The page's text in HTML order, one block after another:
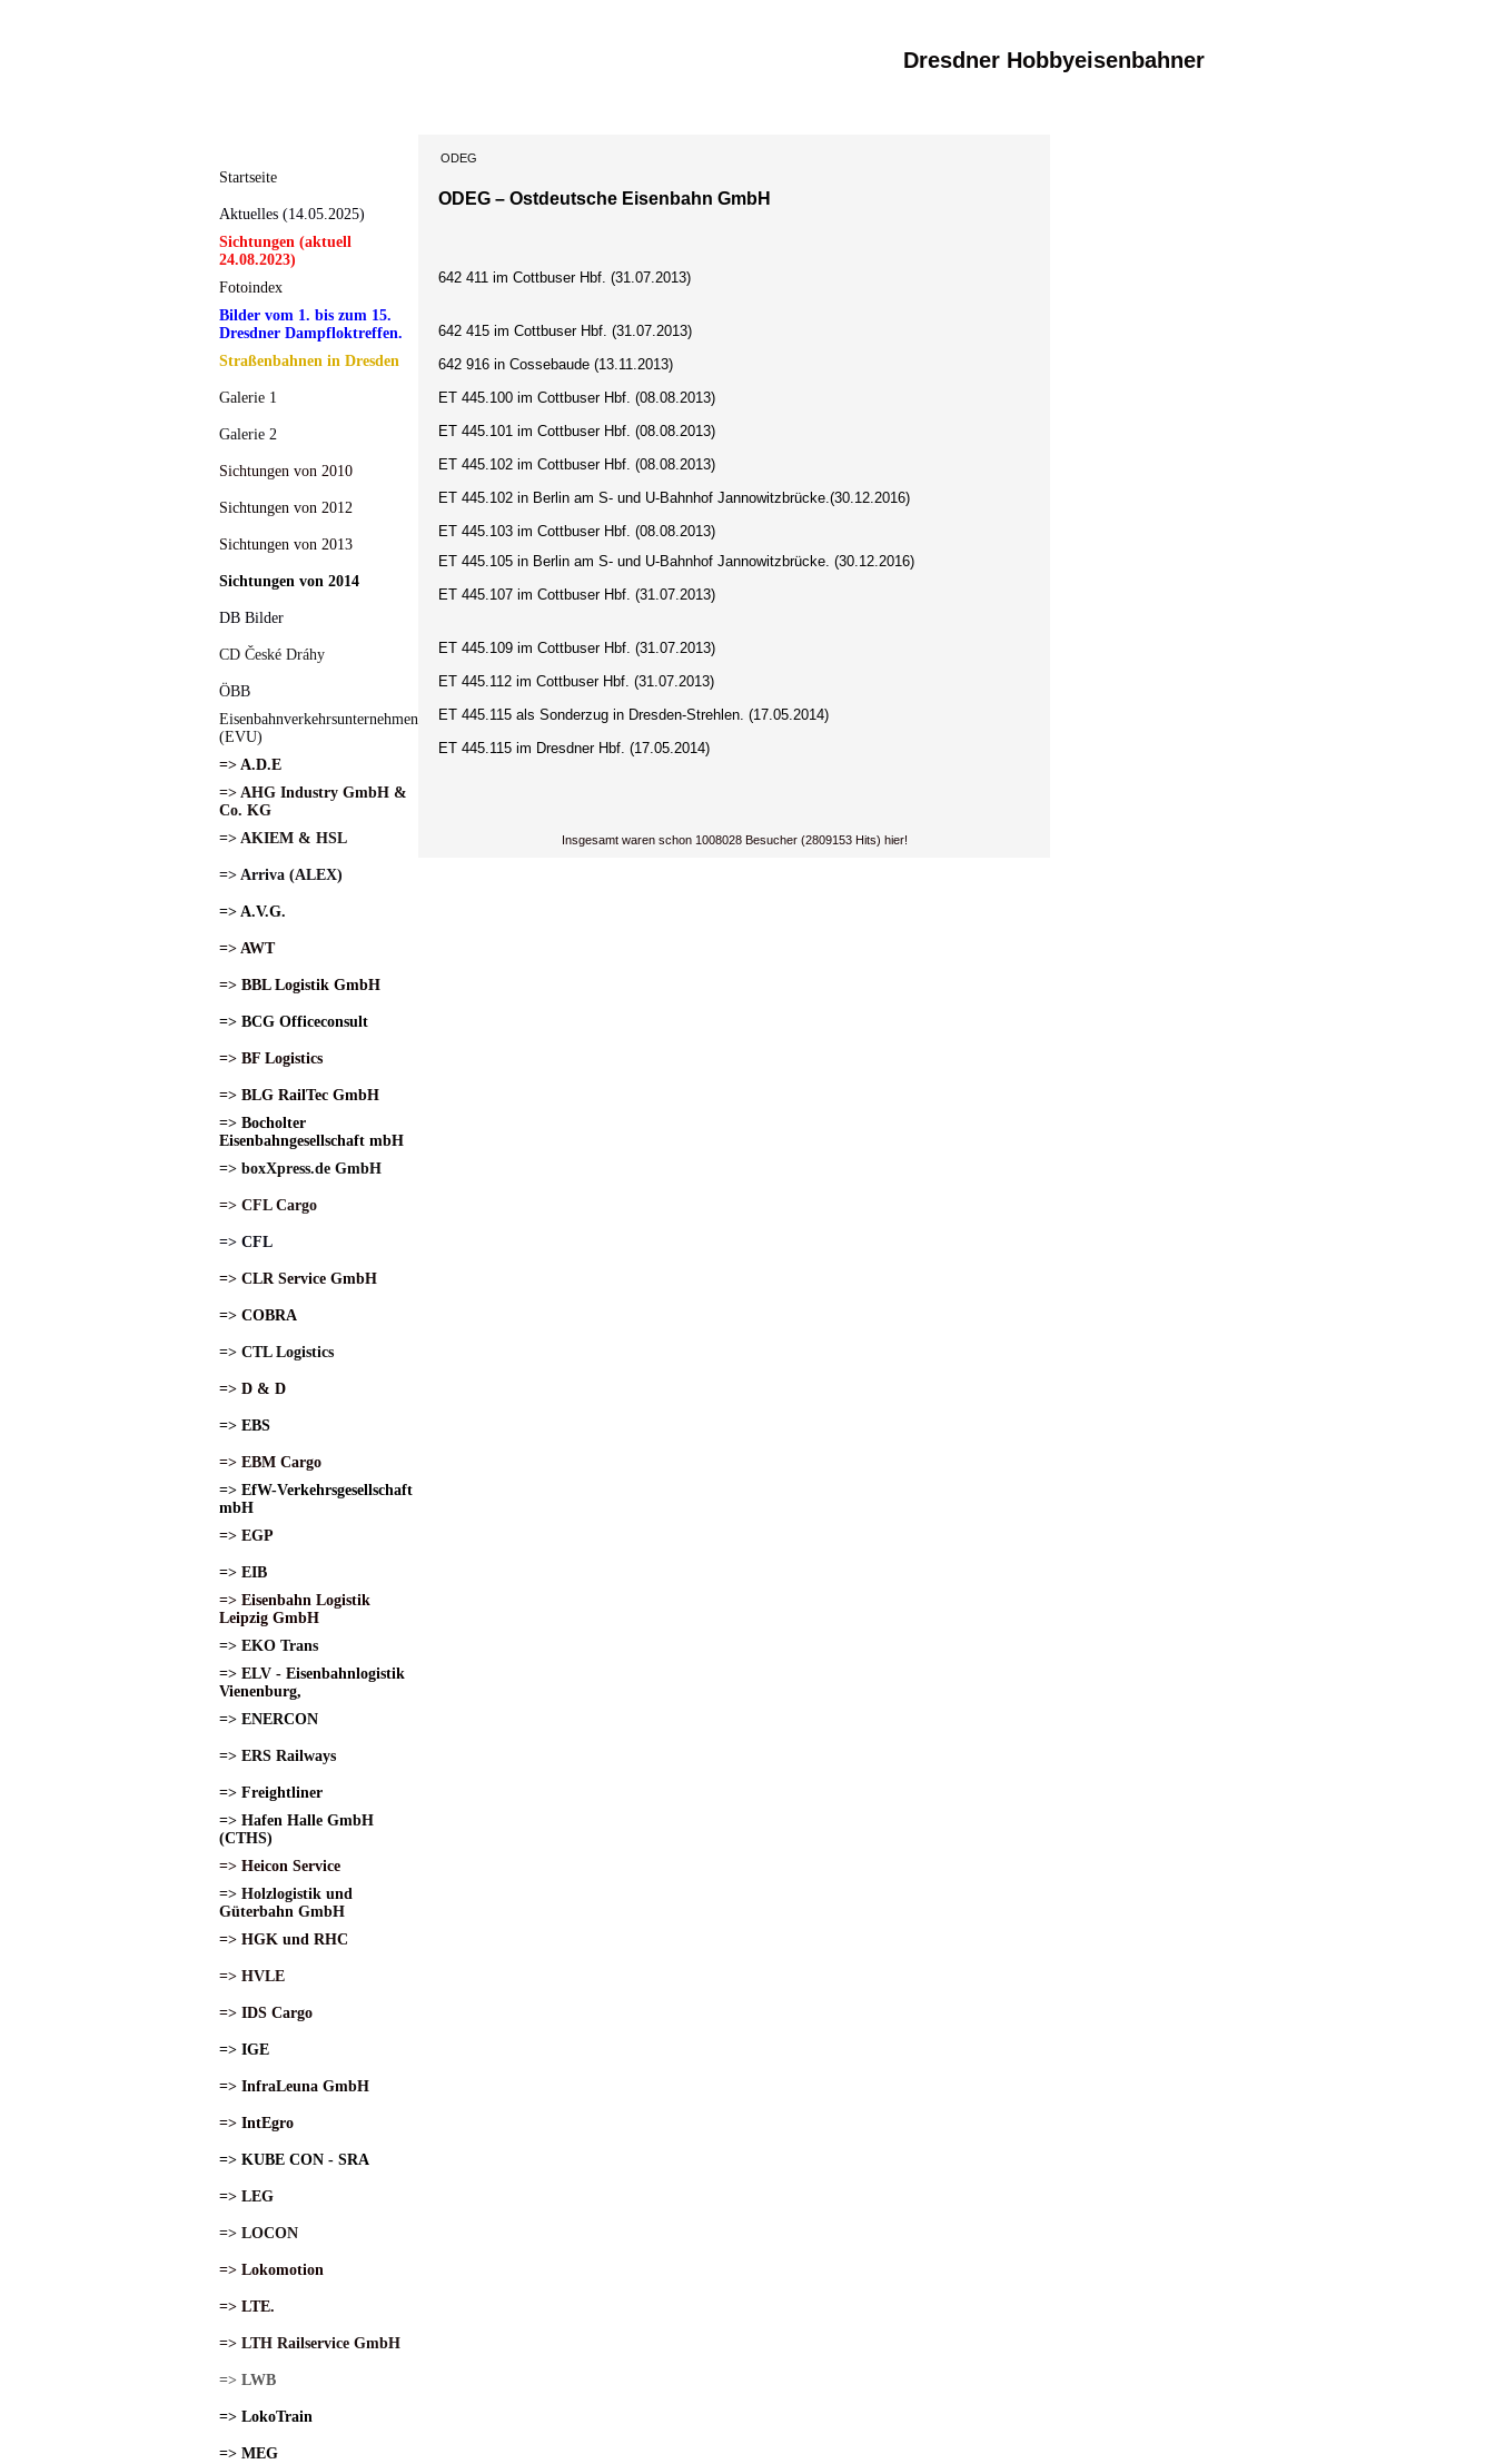
Dresdner Hobbyeisenbahner
Startseite
Aktuelles (14.05.2025)
Sichtungen (aktuell
24.08.2023)
Fotoindex
Bilder vom 1. bis zum 15.
Dresdner Dampfloktreffen.
Straßenbahnen in Dresden
Galerie 1
Galerie 2
Sichtungen von 2010
Sichtungen von 2012
Sichtungen von 2013
Sichtungen von 2014
DB Bilder
CD České Dráhy
ÖBB
Eisenbahnverkehrsunternehmen
(EVU)
=> A.D.E
=> AHG Industry GmbH &
Co. KG
=> AKIEM & HSL
=> Arriva (ALEX)
=> A.V.G.
=> AWT
=> BBL Logistik GmbH
=> BCG Officeconsult
=> BF Logistics
=> BLG RailTec GmbH
=> Bocholter
Eisenbahngesellschaft mbH
=> boxXpress.de GmbH
=> CFL Cargo
=> CFL
=> CLR Service GmbH
=> COBRA
=> CTL Logistics
=> D & D
=> EBS
=> EBM Cargo
=> EfW-Verkehrsgesellschaft
mbH
=> EGP
=> EIB
=> Eisenbahn Logistik
Leipzig GmbH
=> EKO Trans
=> ELV - Eisenbahnlogistik
Vienenburg,
=> ENERCON
=> ERS Railways
=> Freightliner
=> Hafen Halle GmbH
(CTHS)
=> Heicon Service
=> Holzlogistik und
Güterbahn GmbH
=> HGK und RHC
=> HVLE
=> IDS Cargo
=> IGE
=> InfraLeuna GmbH
=> IntEgro
=> KUBE CON - SRA
=> LEG
=> LOCON
=> Lokomotion
=> LTE.
=> LTH Railservice GmbH
=> LWB
=> LokoTrain
=> MEG
ODEG
ODEG – Ostdeutsche Eisenbahn GmbH
642 411 im Cottbuser Hbf. (31.07.2013)
642 415 im Cottbuser Hbf. (31.07.2013)
642 916 in Cossebaude (13.11.2013)
ET 445.100 im Cottbuser Hbf. (08.08.2013)
ET 445.101 im Cottbuser Hbf. (08.08.2013)
ET 445.102 im Cottbuser Hbf. (08.08.2013)
ET 445.102 in Berlin am S- und U-Bahnhof Jannowitzbrücke.(30.12.2016)
ET 445.103 im Cottbuser Hbf. (08.08.2013)
ET 445.105 in Berlin am S- und U-Bahnhof Jannowitzbrücke. (30.12.2016)
ET 445.107 im Cottbuser Hbf. (31.07.2013)
ET 445.109 im Cottbuser Hbf. (31.07.2013)
ET 445.112 im Cottbuser Hbf. (31.07.2013)
ET 445.115 als Sonderzug in Dresden-Strehlen. (17.05.2014)
ET 445.115 im Dresdner Hbf. (17.05.2014)
Insgesamt waren schon 1008028 Besucher (2809153 Hits) hier!